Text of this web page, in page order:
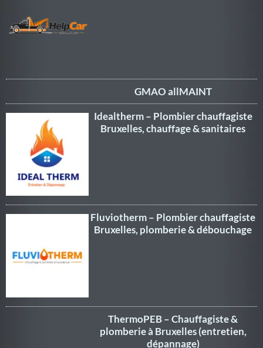
GMAO allMAINT
Idealtherm – Plombier chauffagiste
Bruxelles, chauffage & sanitaires
Fluviotherm – Plombier chauffagiste
Bruxelles, plomberie & débouchage
ThermoPEB – Chauffagiste &
plomberie à Bruxelles (entretien,
dépannage)